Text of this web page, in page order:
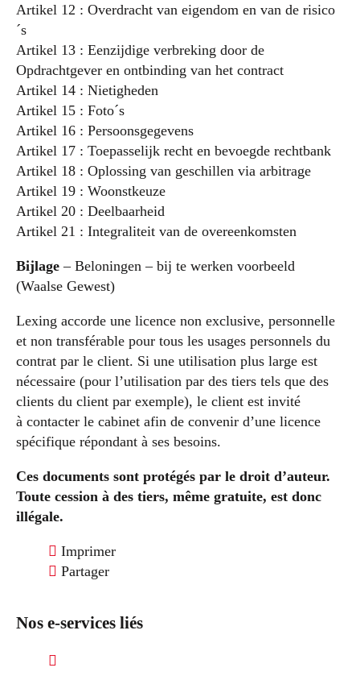
Artikel 12 : Overdracht van eigendom en van de risico
´s
Artikel 13 : Eenzijdige verbreking door de
Opdrachtgever en ontbinding van het contract
Artikel 14 : Nietigheden
Artikel 15 : Foto´s
Artikel 16 : Persoonsgegevens
Artikel 17 : Toepasselijk recht en bevoegde rechtbank
Artikel 18 : Oplossing van geschillen via arbitrage
Artikel 19 : Woonstkeuze
Artikel 20 : Deelbaarheid
Artikel 21 : Integraliteit van de overeenkomsten
Bijlage – Beloningen – bij te werken voorbeeld
(Waalse Gewest)
Lexing accorde une licence non exclusive, personnelle
et non transférable pour tous les usages personnels du
contrat par le client. Si une utilisation plus large est
nécessaire (pour l’utilisation par des tiers tels que des
clients du client par exemple), le client est invité
à contacter le cabinet afin de convenir d’une licence
spécifique répondant à ses besoins.
Ces documents sont protégés par le droit d’auteur.
Toute cession à des tiers, même gratuite, est donc
illégale.
Imprimer
Partager
Nos e-services liés